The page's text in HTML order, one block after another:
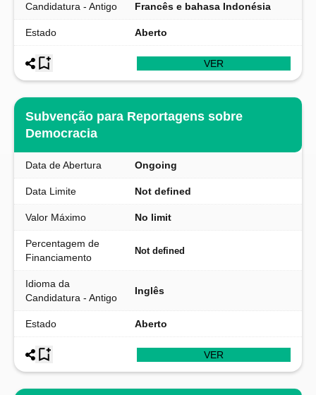
Candidatura - Antigo
Francês e bahasa Indonésia
Estado Aberto
VER
Subvenção para Reportagens sobre
Democracia
Data de Abertura Ongoing
Data Limite Not defined
Valor Máximo No limit
Percentagem de
Financiamento
Not defined
Idioma da
Candidatura - Antigo
Inglês
Estado Aberto
VER